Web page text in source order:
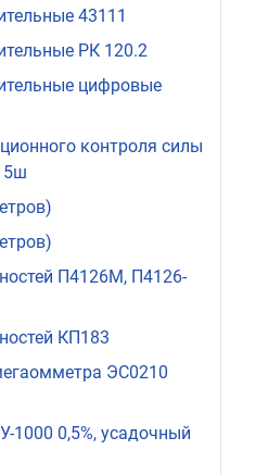
43111
РК 120.2
цифровые
контроля силы
П4126М, П4126-
КП183
ЭС0210
1000 0,5%, усадочный